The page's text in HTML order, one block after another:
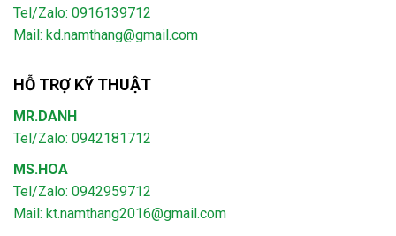
Tel/Zalo: 0916139712
Mail: kd.namthang@gmail.com
HỖ TRỢ KỸ THUẬT
MR.DANH
Tel/Zalo: 0942181712
MS.HOA
Tel/Zalo: 0942959712
Mail: kt.namthang2016@gmail.com